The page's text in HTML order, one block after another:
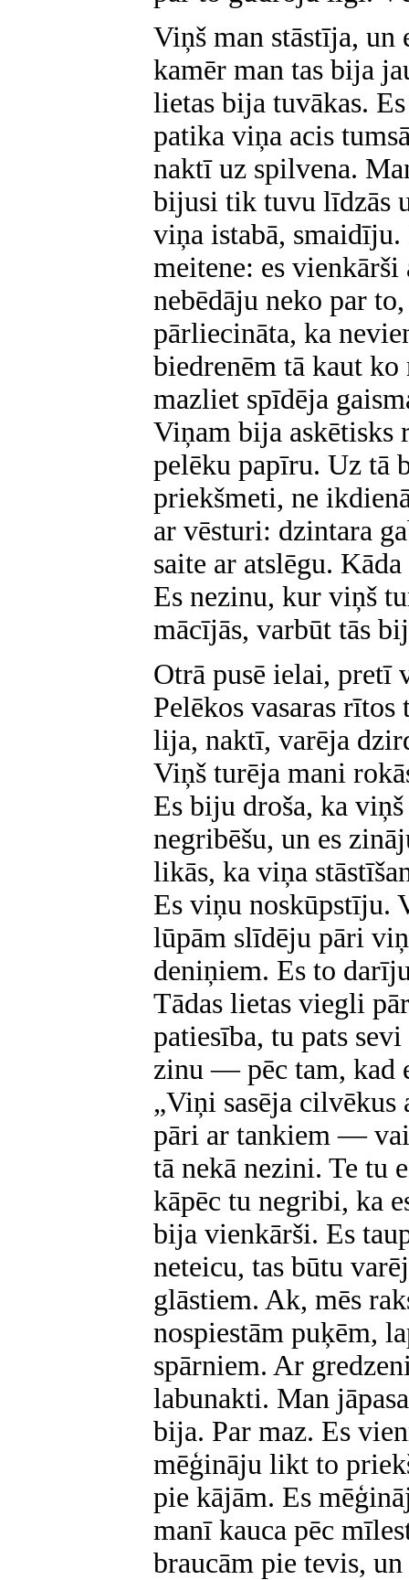
Viņš man stāstīja, un
kamēr man tas bija
lietas bija tuvākas.
patika viņa acis
naktī uz spilvena.
bijusi tik tuvu līdzās
viņa istabā, smaidīju.
meitene: es
nebēdāju neko par
pārliecināta, ka
biedrenēm tā kaut
mazliet spīdēja
Viņam bija askētisks
pelēku papīru. Uz tā
priekšmeti, ne
ar vēsturi: dzintara
saite ar atslēgu.
Es nezinu, kur viņš
mācījās, varbūt tās
Otrā pusē ielai, pretī
Pelēkos vasaras
lija, naktī, varēja
Viņš turēja mani
Es biju droša, ka
negribēšu, un es
likās, ka viņa
Es viņu noskūpstīju.
lūpām slīdēju pāri
deniņiem. Es to
Tādas lietas viegli
patiesība, tu pats
zinu — pēc tam, kad
„Viņi sasēja cilvēkus
pāri ar tankiem —
tā nekā nezini. Te tu
kāpēc tu negribi, ka
bija vienkārši. Es
neteicu, tas būtu
glāstiem. Ak, mēs
nospiestām puķēm,
spārniem. Ar
labunakti. Man
bija. Par maz. Es
mēģināju likt to
pie kājām. Es
manī kauca pēc
braucām pie tevis,